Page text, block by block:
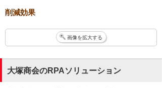
削減効果
画像を拡大する
大塚商会のRPAソリューション